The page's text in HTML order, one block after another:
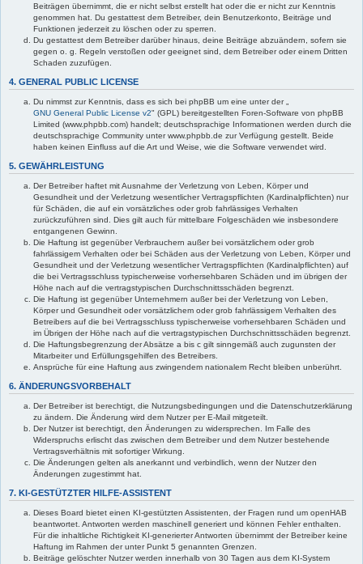
Beiträgen übernimmt, die er nicht selbst erstellt hat oder die er nicht zur Kenntnis
genommen hat. Du gestattest dem Betreiber, dein Benutzerkonto, Beiträge und
Funktionen jederzeit zu löschen oder zu sperren.
Du gestattest dem Betreiber darüber hinaus, deine Beiträge abzuändern, sofern sie
gegen o. g. Regeln verstoßen oder geeignet sind, dem Betreiber oder einem Dritten
Schaden zuzufügen.
4. GENERAL PUBLIC LICENSE
Du nimmst zur Kenntnis, dass es sich bei phpBB um eine unter der „
GNU General Public License v2" (GPL) bereitgestellten Foren-Software von phpBB
Limited (www.phpbb.com) handelt; deutschsprachige Informationen werden durch die
deutschsprachige Community unter www.phpbb.de zur Verfügung gestellt. Beide
haben keinen Einfluss auf die Art und Weise, wie die Software verwendet wird.
5. GEWÄHRLEISTUNG
Der Betreiber haftet mit Ausnahme der Verletzung von Leben, Körper und
Gesundheit und der Verletzung wesentlicher Vertragspflichten (Kardinalpflichten) nur
für Schäden, die auf ein vorsätzliches oder grob fahrlässiges Verhalten
zurückzuführen sind. Dies gilt auch für mittelbare Folgeschäden wie insbesondere
entgangenen Gewinn.
Die Haftung ist gegenüber Verbrauchern außer bei vorsätzlichem oder grob
fahrlässigem Verhalten oder bei Schäden aus der Verletzung von Leben, Körper und
Gesundheit und der Verletzung wesentlicher Vertragspflichten (Kardinalpflichten) auf
die bei Vertragsschluss typischerweise vorhersehbaren Schäden und im übrigen der
Höhe nach auf die vertragstypischen Durchschnittsschäden begrenzt.
Die Haftung ist gegenüber Unternehmern außer bei der Verletzung von Leben,
Körper und Gesundheit oder vorsätzlichem oder grob fahrlässigem Verhalten des
Betreibers auf die bei Vertragsschluss typischerweise vorhersehbaren Schäden und
im Übrigen der Höhe nach auf die vertragstypischen Durchschnittsschäden begrenzt.
Die Haftungsbegrenzung der Absätze a bis c gilt sinngemäß auch zugunsten der
Mitarbeiter und Erfüllungsgehilfen des Betreibers.
Ansprüche für eine Haftung aus zwingendem nationalem Recht bleiben unberührt.
6. ÄNDERUNGSVORBEHALT
Der Betreiber ist berechtigt, die Nutzungsbedingungen und die Datenschutzerklärung
zu ändern. Die Änderung wird dem Nutzer per E-Mail mitgeteilt.
Der Nutzer ist berechtigt, den Änderungen zu widersprechen. Im Falle des
Widerspruchs erlischt das zwischen dem Betreiber und dem Nutzer bestehende
Vertragsverhältnis mit sofortiger Wirkung.
Die Änderungen gelten als anerkannt und verbindlich, wenn der Nutzer den
Änderungen zugestimmt hat.
7. KI-GESTÜTZTER HILFE-ASSISTENT
Dieses Board bietet einen KI-gestützten Assistenten, der Fragen rund um openHAB
beantwortet. Antworten werden maschinell generiert und können Fehler enthalten.
Für die inhaltliche Richtigkeit KI-generierter Antworten übernimmt der Betreiber keine
Haftung im Rahmen der unter Punkt 5 genannten Grenzen.
Beiträge gelöschter Nutzer werden innerhalb von 30 Tagen aus dem KI-System